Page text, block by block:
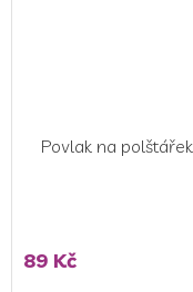
Povlak na
89 Kč